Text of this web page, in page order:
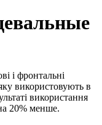
і фронтальні
використовують в
використання
20% менше.